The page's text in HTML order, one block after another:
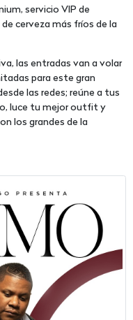
servicio VIP de
cerveza más fríos de la
las entradas van a volar
para este gran
las redes; reúne a tus
luce tu mejor outfit y
los grandes de la